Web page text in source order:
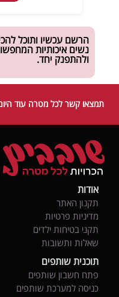
הרשם עכשיו ותוכל
נשים איכותיות
ולהתפנק יחד.
תמצאו קשר לכל מטרה עוד
אודות
תקנון האתר
מדיניות פרטיות
תקני בטיחות ילדים
שאלות ותשובות
תוכנית שותפים
פתח חשבון שותפים
כניסה למערכת שותפים